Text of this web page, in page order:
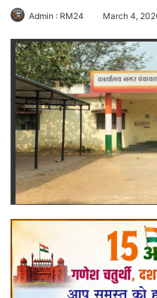
Admin : RM24 March 4,